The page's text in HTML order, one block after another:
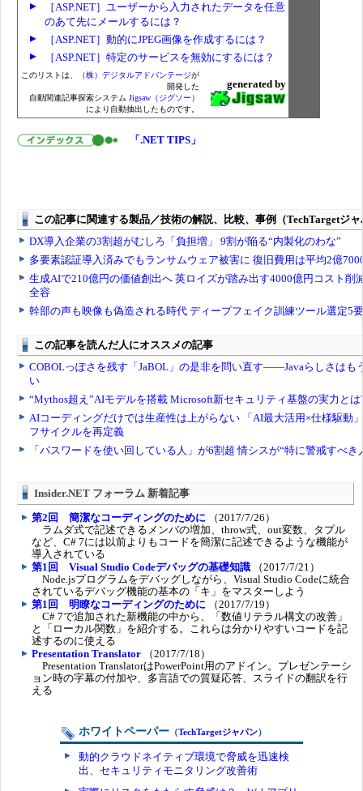
［ASP.NET］ユーザーから入力されたデータを任意
のあて先にメールするには？
［ASP.NET］動的にJPEG画像を作成するには？
［ASP.NET］特定のサービスを無効にするには？
このリストは、 （株）デジタルアドバンテージが
開発した
自動関連記事探索システム Jigsaw（ジグソー）
により自動抽出したものです。
generated by
「.NET TIPS」
Insider.NET フォーラム 新着記事
第2回 簡潔なコーディングのために （2017/7/26）
ラムダ式で記述できるメンバの増加、throw式、out変数、タプル
など、C# 7には以前よりもコードを簡潔に記述できるような機能が
導入されている
第1回 Visual Studio Codeデバッグの基礎知識 （2017/7/21）
Node.jsプログラムをデバッグしながら、Visual Studio Codeに統合
されているデバッグ機能の基本の「キ」をマスターしよう
第1回 明瞭なコーディングのために （2017/7/19）
C# 7で追加された新機能の中から、「数値リテラル構文の改善」
と「ローカル関数」を紹介する。これらは分かりやすいコードを記
述するのに使える
Presentation Translator （2017/7/18）
Presentation TranslatorはPowerPoint用のアドイン。プレゼンテーシ
ョン時の字幕の付加や、多言語での質疑応答、スライドの翻訳を行
える
ホワイトペーパー （TechTargetジャパン）
動的クラウドネイティブ環境で脅威を迅速検
出、セキュリティモニタリング改善術